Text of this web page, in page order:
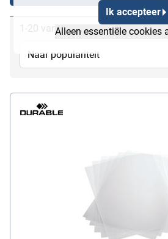
Ik accepteer
Alleen essentiële cookies
1-20 van 20